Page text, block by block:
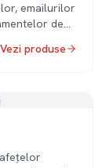
emailurilor
de
Vezi produse